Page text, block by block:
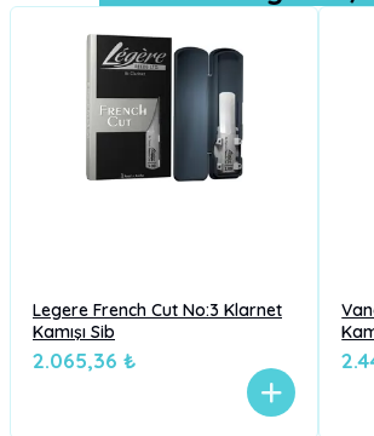
Legere French Cut No:3 Klarnet
Kamışı Sib
2.065,36 ₺